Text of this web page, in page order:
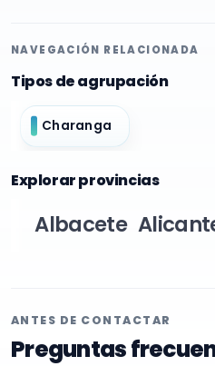
NAVEGACIÓN RELACIONADA
Tipos de agrupación
Charanga
Explorar provincias
Albacete
ANTES DE CONTACTAR
Preguntas